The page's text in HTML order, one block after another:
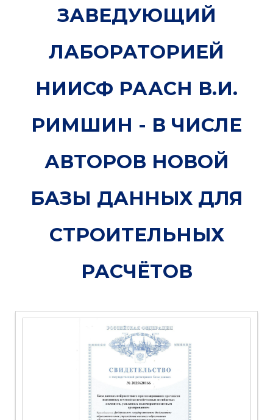
ЗАВЕДУЮЩИЙ
ЛАБОРАТОРИЕЙ
НИИСФ РААСН В.И.
РИМШИН - В ЧИСЛЕ
АВТОРОВ НОВОЙ
БАЗЫ ДАННЫХ ДЛЯ
СТРОИТЕЛЬНЫХ
РАСЧЁТОВ